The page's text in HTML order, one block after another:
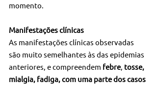
momento.
Manifestações clínicas
As manifestações clínicas observadas
são muito semelhantes às das epidemias
anteriores, e compreendem febre, tosse,
mialgia, fadiga, com uma parte dos casos